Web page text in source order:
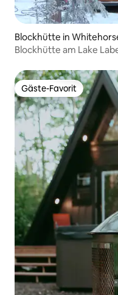
Blockhütte in
Blockhütte am Lake
Gäste-Favorit
Gäste-Favorit